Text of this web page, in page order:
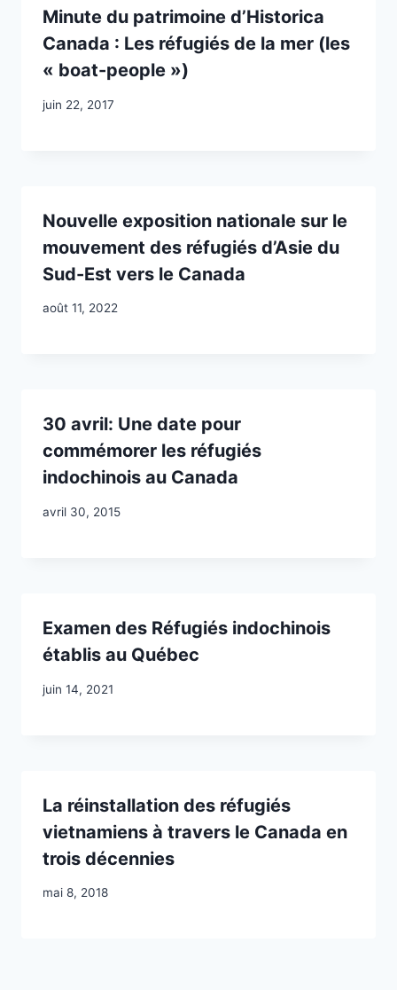
Minute du patrimoine d’Historica
Canada : Les réfugiés de la mer (les
« boat-people »)
juin 22, 2017
Nouvelle exposition nationale sur le
mouvement des réfugiés d’Asie du
Sud-Est vers le Canada
août 11, 2022
30 avril: Une date pour
commémorer les réfugiés
indochinois au Canada
avril 30, 2015
Examen des Réfugiés indochinois
établis au Québec
juin 14, 2021
La réinstallation des réfugiés
vietnamiens à travers le Canada en
trois décennies
mai 8, 2018